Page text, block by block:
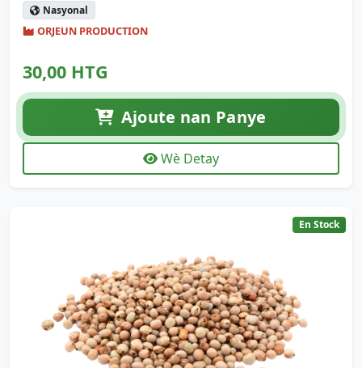
Nasyonal
ORJEUN PRODUCTION
30,00 HTG
Ajoute nan Panye
Wè Detay
En Stock